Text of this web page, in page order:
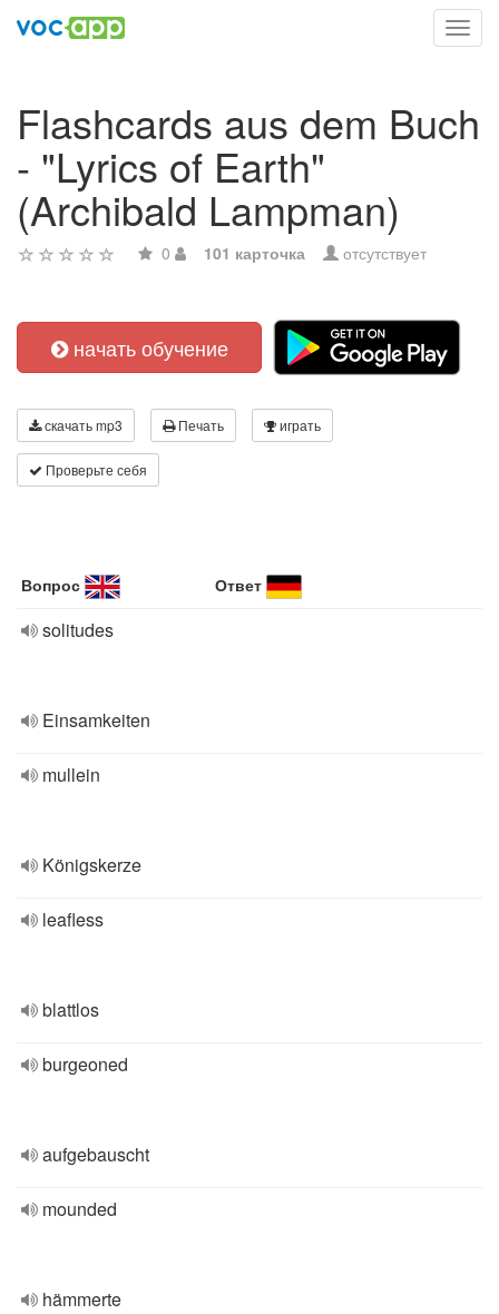
Flashcards aus dem Buch
- "Lyrics of Earth"
(Archibald Lampman)
0 101 карточка отсутствует
начать обучение
скачать mp3 Печать играть
Проверьте себя
Вопрос Ответ
solitudes
Einsamkeiten
mullein
Königskerze
leafless
blattlos
burgeoned
aufgebauscht
mounded
hämmerte